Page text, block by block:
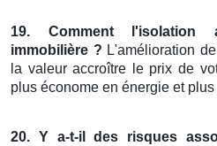
19. Comment l'isolation
immobilière ? L'amélioration
la valeur accroître le prix de
plus économe en énergie et
20. Y a-t-il des risques